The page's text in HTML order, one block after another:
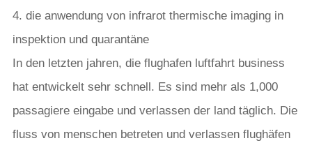
4. die anwendung von infrarot thermische imaging in
inspektion und quarantäne
In den letzten jahren, die flughafen luftfahrt business
hat entwickelt sehr schnell. Es sind mehr als 1,000
passagiere eingabe und verlassen der land täglich. Die
fluss von menschen betreten und verlassen flughäfen